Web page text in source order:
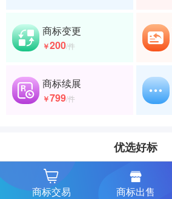
商标变更
￥200/件
商标续展
￥799/件
优选好标
商标交易 商标出售